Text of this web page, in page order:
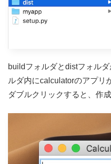
buildフォルダとdistフォル
ルダ内にcalculatorのアプリ
ダブルクリックすると、作